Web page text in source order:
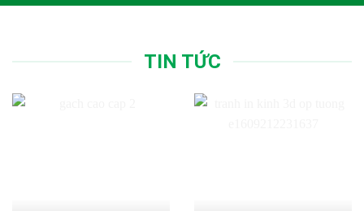
TIN TỨC